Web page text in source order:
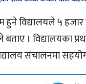
हुने विद्यालयले ५
बताए । विद्यालयका
संचालनमा